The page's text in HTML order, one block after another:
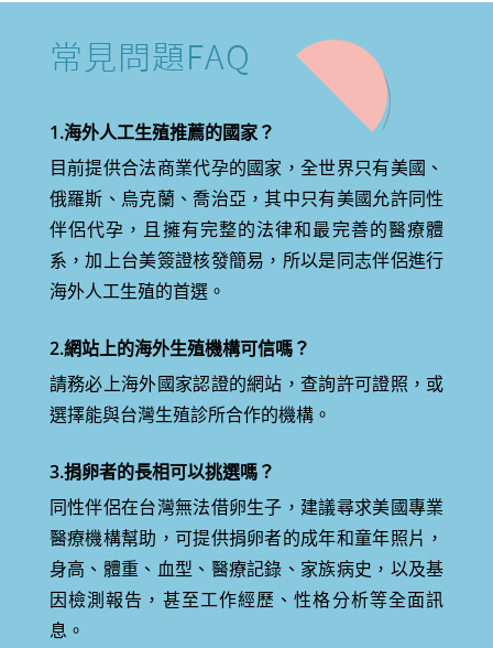
常見問題FAQ
1.海外人工生殖推薦的國家？
目前提供合法商業代孕的國家，全世界只有美國、
俄羅斯、烏克蘭、喬治亞，其中只有美國允許同性
伴侶代孕，且擁有完整的法律和最完善的醫療體
系，加上台美簽證核發簡易，所以是同志伴侶進行
海外人工生殖的首選。
2.網站上的海外生殖機構可信嗎？
請務必上海外國家認證的網站，查詢許可證照，或
選擇能與台灣生殖診所合作的機構。
3.捐卵者的長相可以挑選嗎？
同性伴侶在台灣無法借卵生子，建議尋求美國專業
醫療機構幫助，可提供捐卵者的成年和童年照片，
身高、體重、血型、醫療記錄、家族病史，以及基
因檢測報告，甚至工作經歷、性格分析等全面訊
息。